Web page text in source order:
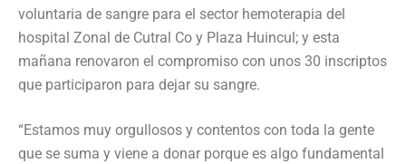
voluntaria de sangre para el sector hemoterapia del
hospital Zonal de Cutral Co y Plaza Huincul; y esta
mañana renovaron el compromiso con unos 30 inscriptos
que participaron para dejar su sangre.
“Estamos muy orgullosos y contentos con toda la gente
que se suma y viene a donar porque es algo fundamental